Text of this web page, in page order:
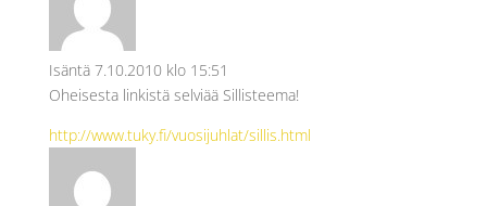
Isäntä 7.10.2010 klo 15:51
Oheisesta linkistä selviää Sillisteema!
http://www.tuky.fi/vuosijuhlat/sillis.html